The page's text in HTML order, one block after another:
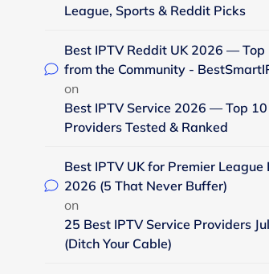
League, Sports & Reddit Picks
Best IPTV Reddit UK 2026 — Top
from the Community -
on
Best IPTV Service 2026 — Top 10
Providers Tested & Ranked
Best IPTV UK for Premier League
2026 (5 That Never Buffer)
on
25 Best IPTV Service Providers
(Ditch Your Cable)